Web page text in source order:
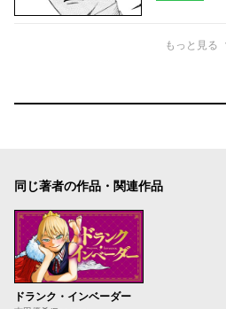
もっと見る
同じ著者の作品・関連作品
ドランク・インベーダー